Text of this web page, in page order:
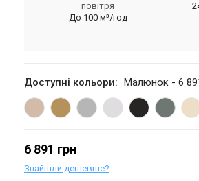
повітря
До 100 м³/год
Доступні кольори: Малюнок - 6
6 891 грн
Знайшли дешевше?